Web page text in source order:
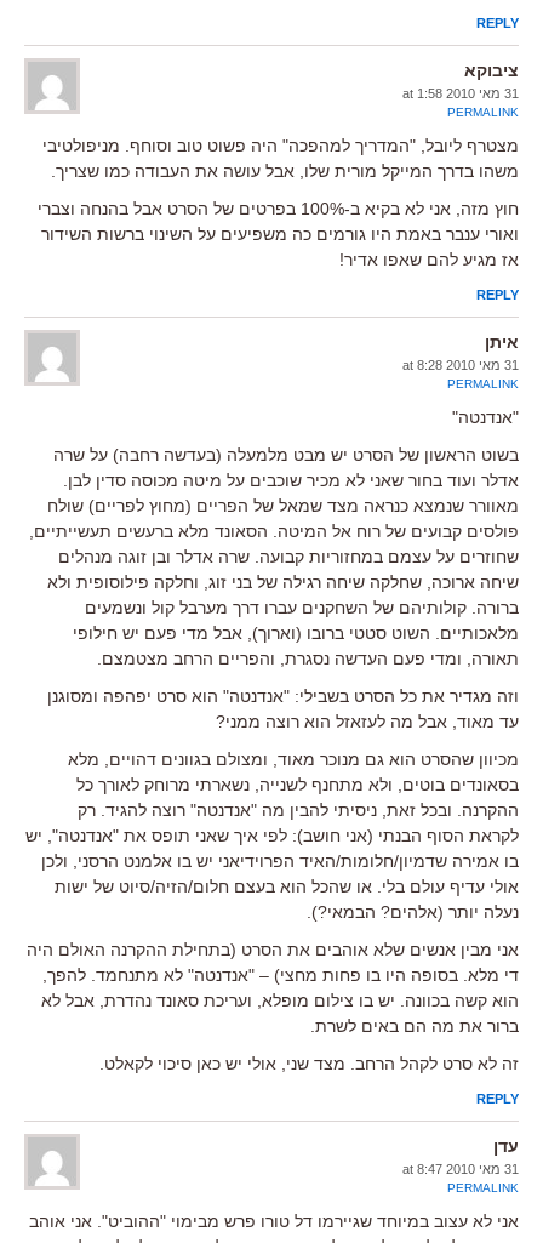
REPLY
ציבוקא
31 מאי 2010 at 1:58
PERMALINK
מצטרף ליובל, "המדריך למהפכה" היה פשוט טוב וסוחף. מניפולטיבי
משהו בדרך המייקל מורית שלו, אבל עושה את העבודה כמו שצריך.
חוץ מזה, אני לא בקיא ב-100% בפרטים של הסרט אבל בהנחה וצברי
ואורי ענבר באמת היו גורמים כה משפיעים על השינוי ברשות השידור
אז מגיע להם שאפו אדיר!
REPLY
איתן
31 מאי 2010 at 8:28
PERMALINK
"אנדנטה"
בשוט הראשון של הסרט יש מבט מלמעלה (בעדשה רחבה) על שרה
אדלר ועוד בחור שאני לא מכיר שוכבים על מיטה מכוסה סדין לבן.
מאוורר שנמצא כנראה מצד שמאל של הפריים (מחוץ לפריים) שולח
פולסים קבועים של רוח אל המיטה. הסאונד מלא ברעשים תעשייתיים,
שחוזרים על עצמם במחזוריות קבועה. שרה אדלר ובן זוגה מנהלים
שיחה ארוכה, שחלקה שיחה רגילה של בני זוג, וחלקה פילוסופית ולא
ברורה. קולותיהם של השחקנים עברו דרך מערבל קול ונשמעים
מלאכותיים. השוט סטטי ברובו (וארוך), אבל מדי פעם יש חילופי
תאורה, ומדי פעם העדשה נסגרת, והפריים הרחב מצטמצם.
וזה מגדיר את כל הסרט בשבילי: "אנדנטה" הוא סרט יפהפה ומסוגנן
עד מאוד, אבל מה לעזאזל הוא רוצה ממני?
מכיוון שהסרט הוא גם מנוכר מאוד, ומצולם בגוונים דהויים, מלא
בסאונדים בוטים, ולא מתחנף לשנייה, נשארתי מרוחק לאורך כל
ההקרנה. ובכל זאת, ניסיתי להבין מה "אנדנטה" רוצה להגיד. רק
לקראת הסוף הבנתי (אני חושב): לפי איך שאני תופס את "אנדנטה", יש
בו אמירה שדמיון/חלומות/האיד הפרוידיאני יש בו אלמנט הרסני, ולכן
אולי עדיף עולם בלי. או שהכל הוא בעצם חלום/הזיה/סיוט של ישות
נעלה יותר (אלהים? הבמאי?).
אני מבין אנשים שלא אוהבים את הסרט (בתחילת ההקרנה האולם היה
די מלא. בסופה היו בו פחות מחצי) – "אנדנטה" לא מתנחמד. להפך,
הוא קשה בכוונה. יש בו צילום מופלא, ועריכת סאונד נהדרת, אבל לא
ברור את מה הם באים לשרת.
זה לא סרט לקהל הרחב. מצד שני, אולי יש כאן סיכוי לקאלט.
REPLY
עדן
31 מאי 2010 at 8:47
PERMALINK
אני לא עצוב במיוחד שגיירמו דל טורו פרש מבימוי "ההוביט". אני אוהב